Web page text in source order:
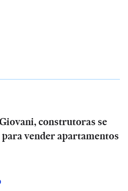
construtoras se
vender apartamentos